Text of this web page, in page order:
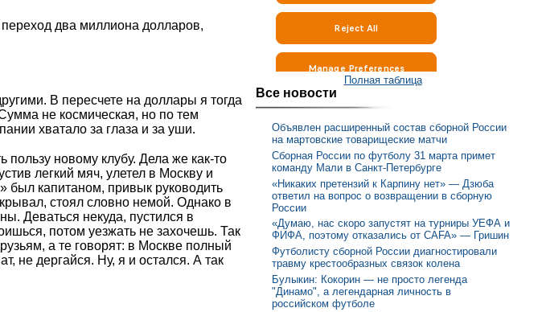
два миллиона долларов,
В пересчете на доллары я тогда
не космическая, но по тем
хватало за глаза и за уши.
пользу новому клубу. Дела же как-то
легкий мяч, улетел в Москву и
был капитаном, привык руководить
стоял словно немой. Однако в
Деваться некуда, пустился в
потом уезжать не захочешь. Так
а те говорят: в Москве полный
не дергайся. Ну, я и остался. А так
Полная таблица
Все новости
Объявлен расширенный состав сборной России
на мартовские товарищеские матчи
Сборная России по футболу 31 марта примет
команду Мали в Санкт-Петербурге
«Никаких претензий к Карпину нет» — Дзюба
ответил на вопрос о возвращении в сборную
России
«Думаю, нас скоро запустят на турниры УЕФА и
ФИФА, поэтому отказались от CAFA» — Гришин
Футболисту сборной России диагностировали
травму крестообразных связок колена
Булыкин: Кокорин — не просто легенда
"Динамо", а легендарная личность в
российском футболе